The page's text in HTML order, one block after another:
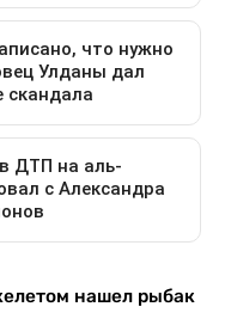
нашел рыбак